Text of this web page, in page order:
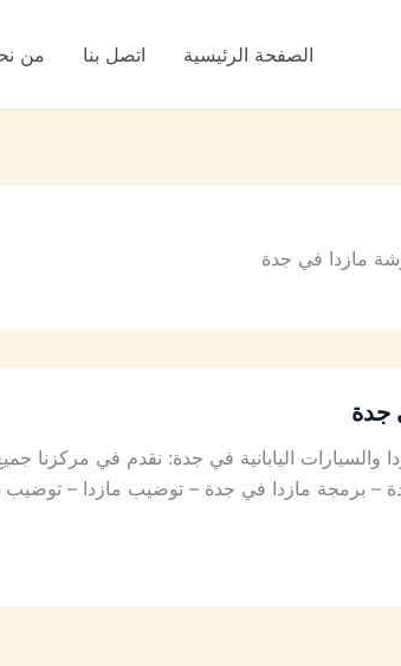
الصفحة الرئيسية اتصل بنا من
مازدا في جدة
جدة
والسيارات اليابانية في جدة: نقدم في
– برمجة مازدا في جدة – توضيب مازدا –